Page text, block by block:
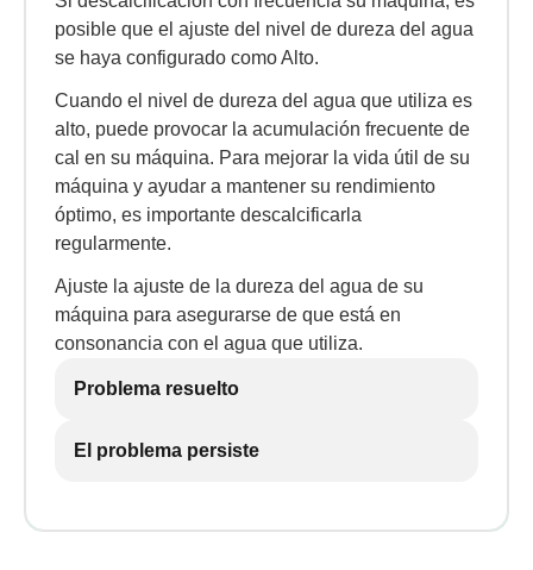
posible que el ajuste del nivel de dureza del agua
se haya configurado como Alto.
Cuando el nivel de dureza del agua que utiliza es
alto, puede provocar la acumulación frecuente de
cal en su máquina. Para mejorar la vida útil de su
máquina y ayudar a mantener su rendimiento
óptimo, es importante descalcificarla
regularmente.
Ajuste la ajuste de la dureza del agua de su
máquina para asegurarse de que está en
consonancia con el agua que utiliza.
Problema resuelto
El problema persiste